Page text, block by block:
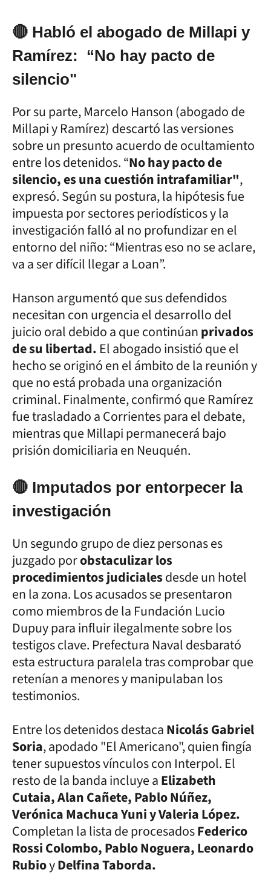
🔴 Habló el abogado de Millapi y
Ramírez: “No hay pacto de
silencio"
Por su parte, Marcelo Hanson (abogado de
Millapi y Ramírez) descartó las versiones
sobre un presunto acuerdo de ocultamiento
entre los detenidos. “No hay pacto de
silencio, es una cuestión intrafamiliar",
expresó. Según su postura, la hipótesis fue
impuesta por sectores periodísticos y la
investigación falló al no profundizar en el
entorno del niño: “Mientras eso no se aclare,
va a ser difícil llegar a Loan”.
Hanson argumentó que sus defendidos
necesitan con urgencia el desarrollo del
juicio oral debido a que continúanprivados
de su libertad. El abogado insistió que el
hecho se originó en el ámbito de la reunión y
que no está probada una organización
criminal. Finalmente, confirmó que Ramírez
fue trasladado a Corrientes para el debate,
mientras que Millapi permanecerá bajo
prisión domiciliaria en Neuquén.
🔴 Imputados por entorpecer la
investigación
Un segundo grupo de diez personas es
juzgado porobstaculizar los
procedimientos judicialesdesde un hotel
en la zona. Los acusados se presentaron
como miembros de la Fundación Lucio
Dupuy para influir ilegalmente sobre los
testigos clave. Prefectura Naval desbarató
esta estructura paralela tras comprobar que
retenían a menores y manipulaban los
testimonios.
Entre los detenidos destacaNicolás Gabriel
Soria, apodado "El Americano", quien fingía
tener supuestos vínculos con Interpol. El
resto de la banda incluye aElizabeth
Cutaia, Alan Cañete, Pablo Núñez,
Verónica Machuca Yuni y Valeria López.
Completan la lista de procesadosFederico
Rossi Colombo, Pablo Noguera, Leonardo
RubioyDelfina Taborda.